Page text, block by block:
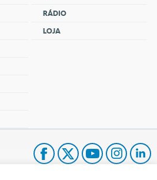
RÁDIO
LOJA